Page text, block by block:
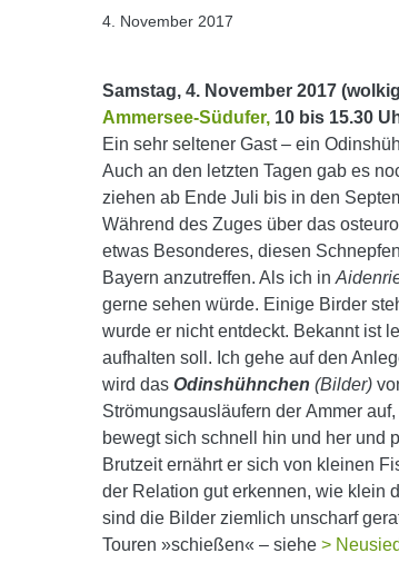
4. November 2017
Samstag, 4. November 2017
Ammersee-Südufer, 10 bis 15.30
Ein sehr seltener Gast – ein
Auch an den letzten Tagen gab es
ziehen ab Ende Juli bis in den
Während des Zuges über das
etwas Besonderes, diesen
Bayern anzutreffen. Als ich in
gerne sehen würde. Einige Birder
wurde er nicht entdeckt. Bekannt ist
aufhalten soll. Ich gehe auf den
wird das Odinshühnchen (Bilder)
Strömungsausläufern der Ammer
bewegt sich schnell hin und her und
Brutzeit ernährt er sich von kleinen
der Relation gut erkennen, wie klein
sind die Bilder ziemlich unscharf
Touren »schießen« – siehe >